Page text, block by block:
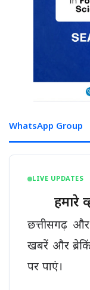
WhatsApp Group
LIVE UPDATES
हमारे
छत्तीसगढ़
खबरें और
पर पाएं।